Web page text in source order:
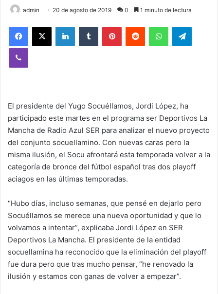
admin 20 de agosto de 2019 0 1 minuto de lectura
El presidente del Yugo Socuéllamos, Jordi López, ha
participado este martes en el programa ser Deportivos La
Mancha de Radio Azul SER para analizar el nuevo proyecto
del conjunto socuellamino. Con nuevas caras pero la
misma ilusión, el Socu afrontará esta temporada volver a la
categoría de bronce del fútbol español tras dos playoff
aciagos en las últimas temporadas.
“Hubo días, incluso semanas, que pensé en dejarlo pero
Socuéllamos se merece una nueva oportunidad y que lo
volvamos a intentar”, explicaba Jordi López en SER
Deportivos La Mancha. El presidente de la entidad
socuellamina ha reconocido que la eliminación del playoff
fue dura pero que tras mucho pensar, “he renovado la
ilusión y estamos con ganas de volver a empezar”.